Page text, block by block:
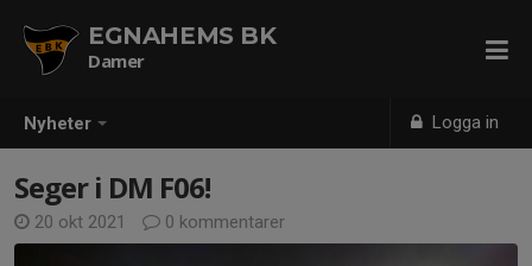
Nyheter Logga in
EGNAHEMS BK
Damer
Seger i DM F06!
20 okt 2021 0 kommentarer